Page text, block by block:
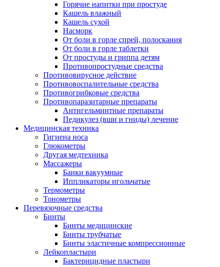
Горячие напитки при простуде
Кашель влажный
Кашель сухой
Насморк
От боли в горле спрей, полоскания
От боли в горле таблетки
От простуды и гриппа детям
Противопростудные средства
Противовирусное действие
Противовоспалительные средства
Противогрибковые средства
Противопаразитарные препараты
Антигельминтные препараты
Педикулез (вши и гниды) лечение
Медицинская техника
Гигиена носа
Глюкометры
Другая медтехника
Массажеры
Банки вакуумные
Иппликаторы игольчатые
Термометры
Тонометры
Перевязочные средства
Бинты
Бинты медицинские
Бинты трубчатые
Бинты эластичные компрессионные
Лейкопластыри
Бактерицидные пластыри